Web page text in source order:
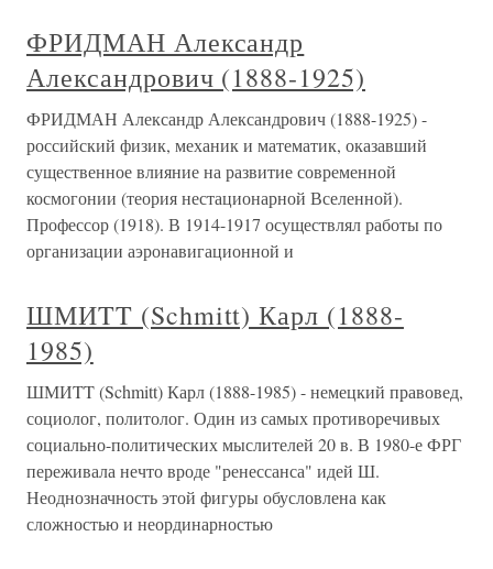
ФРИДМАН Александр
Александрович (1888-1925)
ФРИДМАН Александр Александрович (1888-1925) -
российский физик, механик и математик, оказавший
существенное влияние на развитие современной
космогонии (теория нестационарной Вселенной).
Профессор (1918). В 1914-1917 осуществлял работы по
организации аэронавигационной и
ШМИTT (Schmitt) Карл (1888-
1985)
ШМИTT (Schmitt) Карл (1888-1985) - немецкий правовед,
социолог, политолог. Один из самых противоречивых
социально-политических мыслителей 20 в. В 1980-е ФРГ
переживала нечто вроде "ренессанса" идей Ш.
Неоднозначность этой фигуры обусловлена как
сложностью и неординарностью